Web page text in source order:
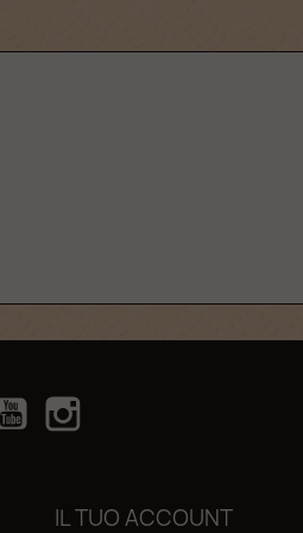
YouTube
IL TUO ACCOUNT